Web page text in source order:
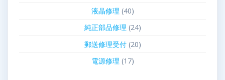
液晶修理 (40)
純正部品修理 (24)
郵送修理受付(20)
電源修理 (17)